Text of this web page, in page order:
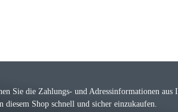
Sie die Zahlungs- und Adressinformationen aus
diesem Shop schnell und sicher einzukaufen.